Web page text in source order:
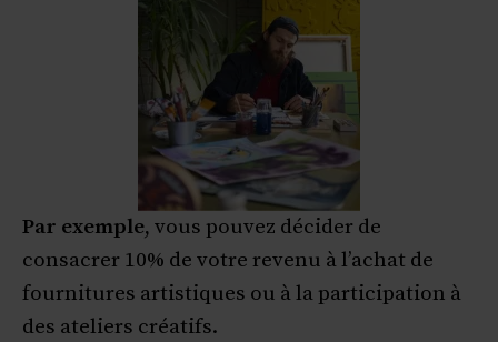
Par exemple, vous pouvez décider de
consacrer 10% de votre revenu à l’achat de
fournitures artistiques ou à la participation à
des ateliers créatifs.